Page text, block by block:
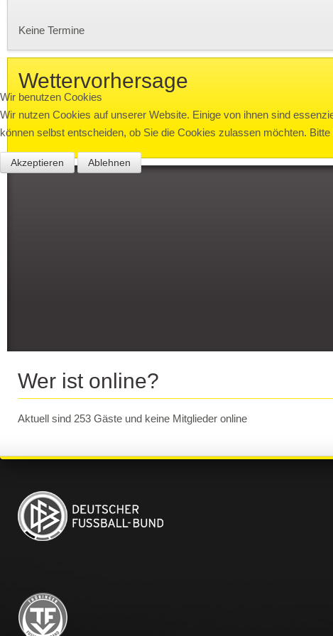
Keine Termine
Wettervorhersage
Wer ist online?
Aktuell sind 253 Gäste und keine Mitglieder online
Wir benutzen Cookies
Wir nutzen Cookies auf unserer Website. Einige von ihnen sind
können selbst entscheiden, ob Sie die Cookies zulassen möchten.
Akzeptieren Ablehnen